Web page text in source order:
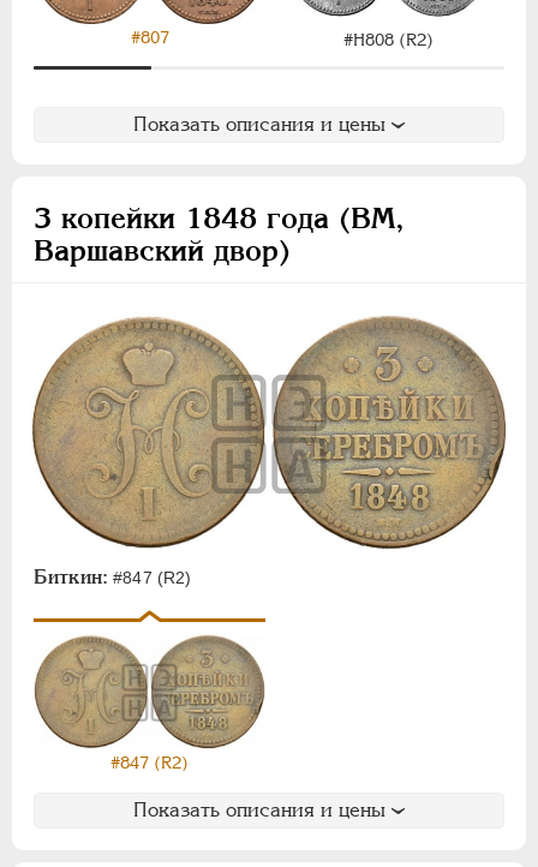
#807 #Н808 (R2)
Показать описания и цены
3 копейки 1848 года (ВМ,
Варшавский двор)
Биткин: #847 (R2)
#847 (R2)
Показать описания и цены